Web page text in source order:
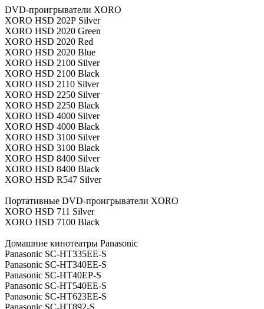
DVD-проигрыватели XORO
XORO HSD 202Р Silver
XORO HSD 2020 Green
XORO HSD 2020 Red
XORO HSD 2020 Blue
XORO HSD 2100 Silver
XORO HSD 2100 Black
XORO HSD 2110 Silver
XORO HSD 2250 Silver
XORO HSD 2250 Black
XORO HSD 4000 Silver
XORO HSD 4000 Black
XORO HSD 3100 Silver
XORO HSD 3100 Black
XORO HSD 8400 Silver
XORO HSD 8400 Black
XORO HSD R547 Silver
Портативные DVD-проигрыватели XORO
XORO HSD 711 Silver
XORO HSD 7100 Black
Домашние кинотеатры Panasonic
Panasonic SC-HT335EE-S
Panasonic SC-HT340EE-S
Panasonic SC-HT40EP-S
Panasonic SC-HT540EE-S
Panasonic SC-HT623EE-S
Panasonic SC-HT892-S